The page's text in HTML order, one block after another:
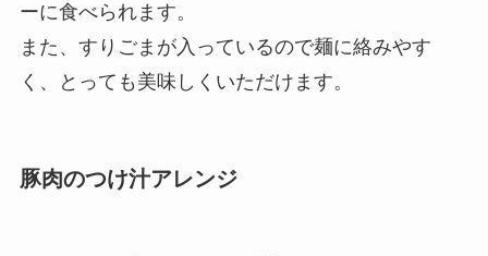
ーに食べられます。
また、すりごまが入っているので麺に絡みやす
く、とっても美味しくいただけます。
豚肉のつけ汁アレンジ